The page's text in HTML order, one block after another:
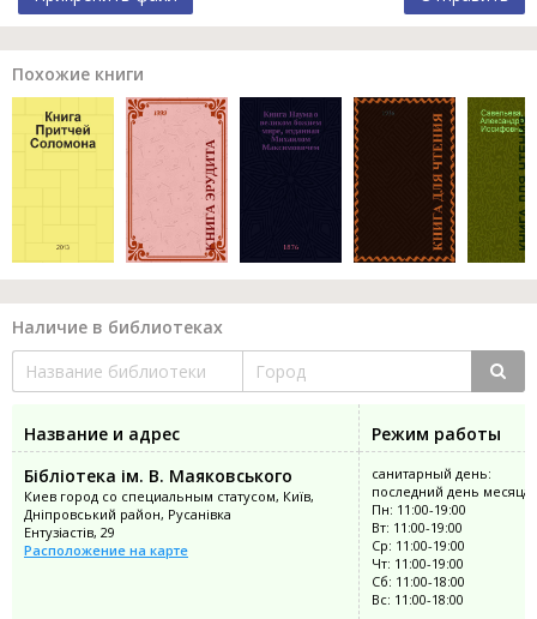
Похожие книги
Наличие в библиотеках
Название и адрес
Режим работы
Бібліотека ім. В. Маяковського
Киев город со специальным статусом, Київ,
Дніпровський район, Русанівка
Ентузіастів, 29
Расположение на карте
санитарный день:
последний день месяца
Пн: 11:00-19:00
Вт: 11:00-19:00
Ср: 11:00-19:00
Чт: 11:00-19:00
Сб: 11:00-18:00
Вс: 11:00-18:00